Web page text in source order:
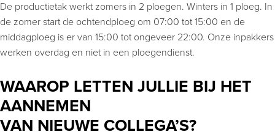
De productietak werkt zomers in 2 ploegen. Winters in 1 ploeg. In
de zomer start de ochtendploeg om 07:00 tot 15:00 en de
middagploeg is er van 15:00 tot ongeveer 22:00. Onze inpakkers
werken overdag en niet in een ploegendienst.
WAAROP LETTEN JULLIE BIJ HET
AANNEMEN
VAN NIEUWE COLLEGA’S?